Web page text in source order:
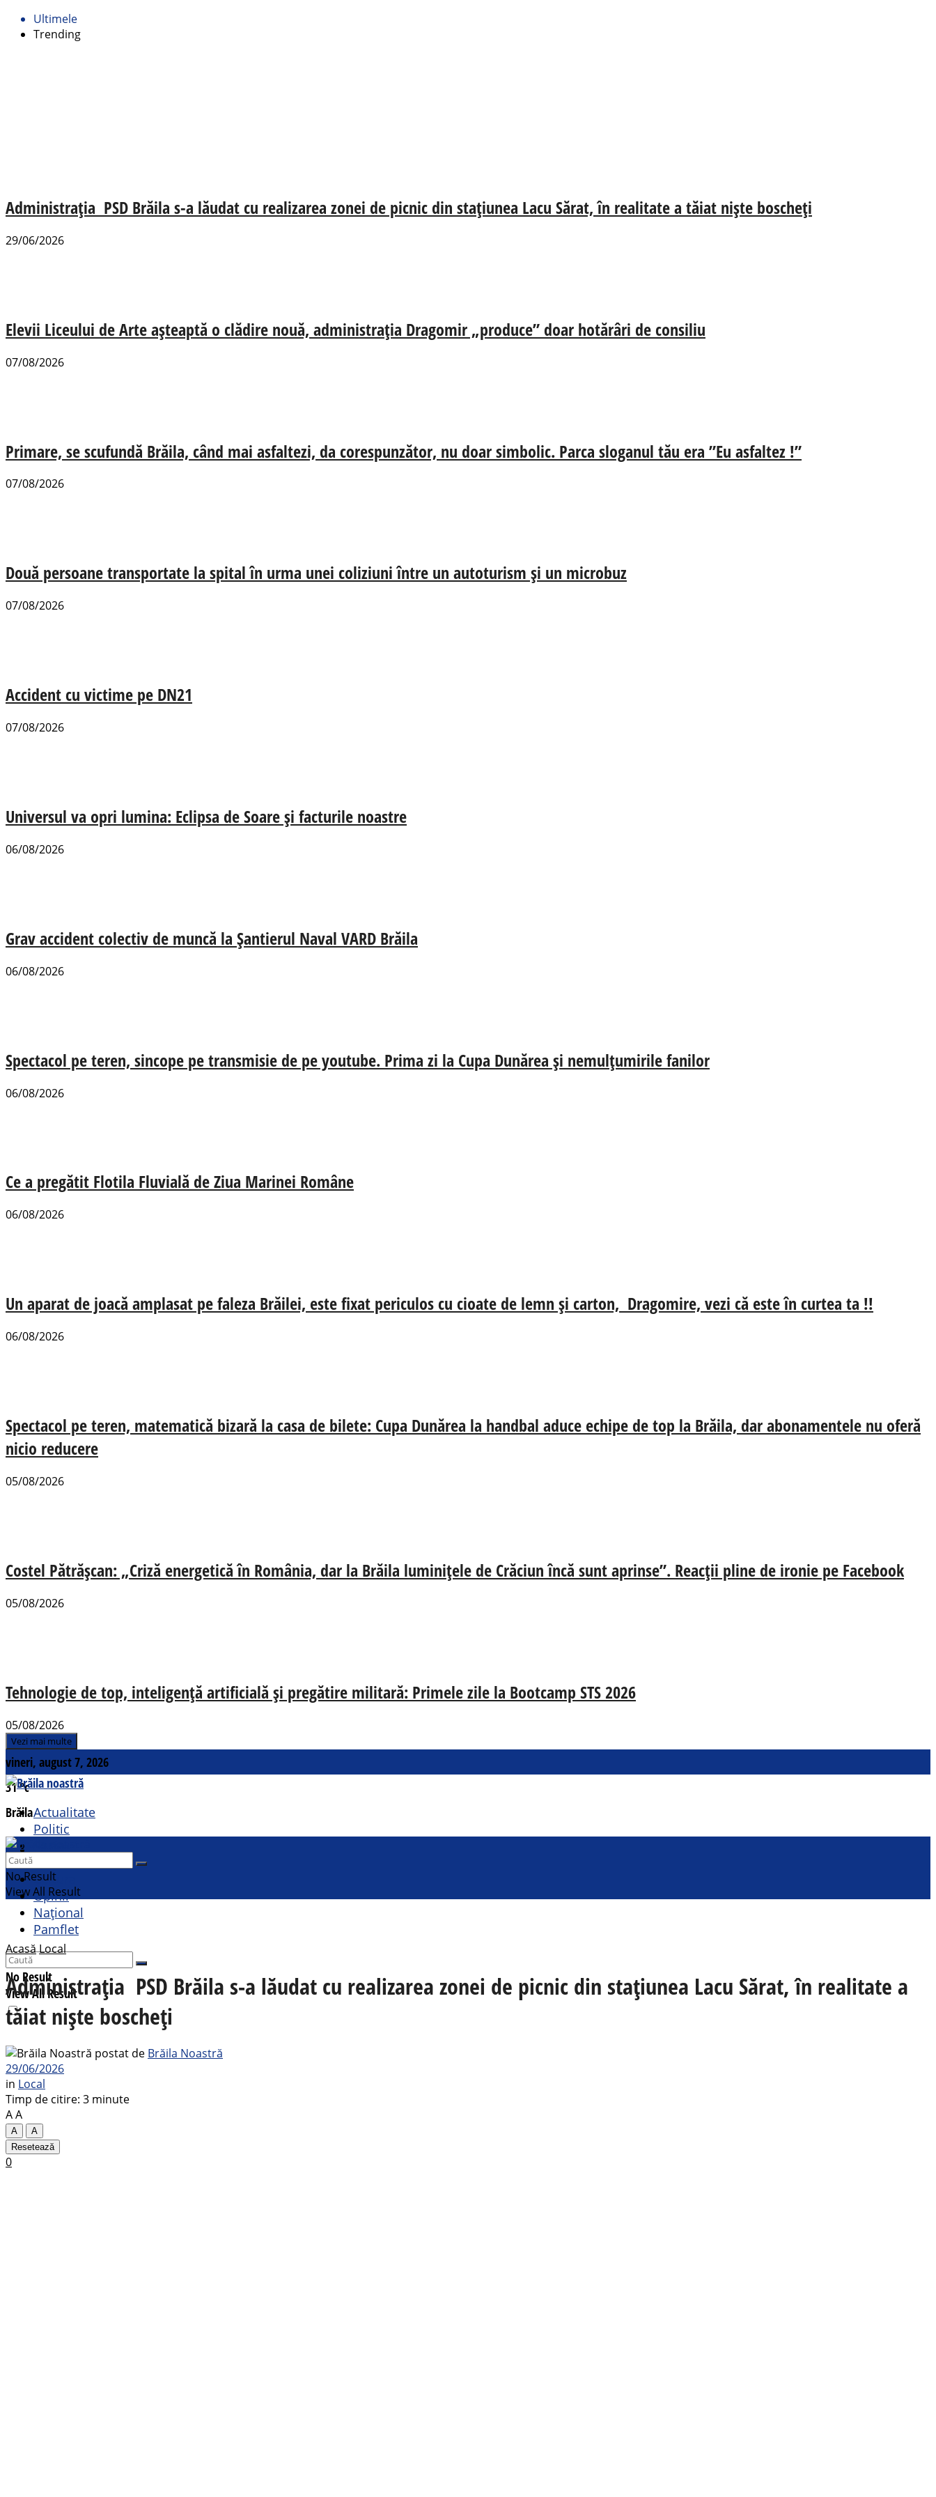
Ultimele
Trending
Administrația PSD Brăila s-a lăudat cu realizarea zonei de picnic din stațiunea Lacu Sărat, în realitate a tăiat niște boscheți
29/06/2026
Elevii Liceului de Arte așteaptă o clădire nouă, administrația Dragomir „produce” doar hotărâri de consiliu
07/08/2026
Primare, se scufundă Brăila, când mai asfaltezi, da corespunzător, nu doar simbolic. Parca sloganul tău era ”Eu asfaltez !”
07/08/2026
Două persoane transportate la spital în urma unei coliziuni între un autoturism și un microbuz
07/08/2026
Accident cu victime pe DN21
07/08/2026
Universul va opri lumina: Eclipsa de Soare și facturile noastre
06/08/2026
Grav accident colectiv de muncă la Șantierul Naval VARD Brăila
06/08/2026
Spectacol pe teren, sincope pe transmisie de pe youtube. Prima zi la Cupa Dunărea și nemulțumirile fanilor
06/08/2026
Ce a pregătit Flotila Fluvială de Ziua Marinei Române
06/08/2026
Un aparat de joacă amplasat pe faleza Brăilei, este fixat periculos cu cioate de lemn și carton, Dragomire, vezi că este în curtea ta !!
06/08/2026
Spectacol pe teren, matematică bizară la casa de bilete: Cupa Dunărea la handbal aduce echipe de top la Brăila, dar abonamentele nu oferă
nicio reducere
05/08/2026
Costel Pătrășcan: „Criză energetică în România, dar la Brăila luminițele de Crăciun încă sunt aprinse”. Reacții pline de ironie pe Facebook
05/08/2026
Tehnologie de top, inteligență artificială și pregătire militară: Primele zile la Bootcamp STS 2026
05/08/2026
Vezi mai multe
vineri, august 7, 2026
31°c
Brăila
Contact
Actualitate
Politic
Cultural
Opinii
Național
Pamflet
No Result
View All Result
No Result
View All Result
AcasăLocal
Administrația PSD Brăila s-a lăudat cu realizarea zonei de picnic din stațiunea Lacu Sărat, în realitate a
tăiat niște boscheți
postat de Brăila Noastră
29/06/2026
in Local
Timp de citire: 3 minute
AA
A
A
Resetează
0